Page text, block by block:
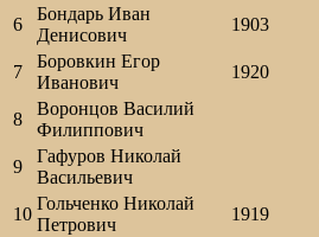
6
Бондарь Иван
Денисович
1903
7
Боровкин Егор
Иванович
1920
8
Воронцов Василий
Филиппович
9
Гафуров Николай
Васильевич
10
Гольченко Николай
Петрович
1919